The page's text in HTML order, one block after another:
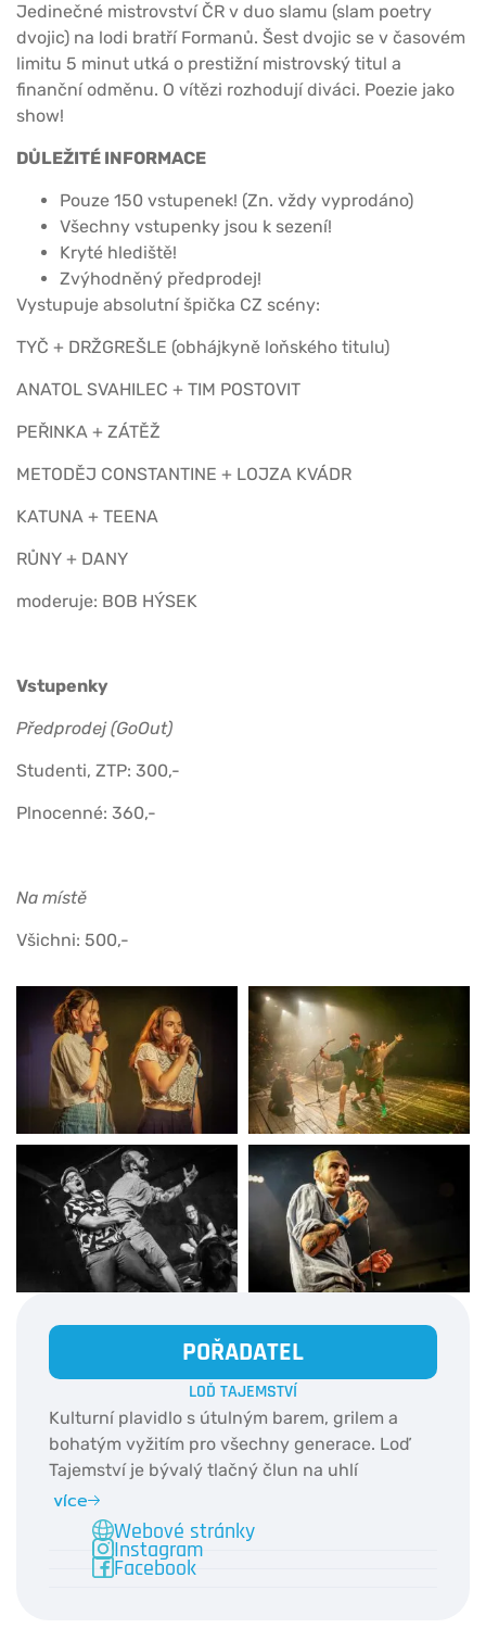
Jedinečné mistrovství ČR v duo slamu (slam poetry
dvojic) na lodi bratří Formanů. Šest dvojic se v časovém
limitu 5 minut utká o prestižní mistrovský titul a
finanční odměnu. O vítězi rozhodují diváci. Poezie jako
show!
DŮLEŽITÉ INFORMACE
Pouze 150 vstupenek! (Zn. vždy vyprodáno)
Všechny vstupenky jsou k sezení!
Kryté hlediště!
Zvýhodněný předprodej!
Vystupuje absolutní špička CZ scény:
TYČ + DRŽGREŠLE (obhájkyně loňského titulu)
ANATOL SVAHILEC + TIM POSTOVIT
PEŘINKA + ZÁTĚŽ
METODĚJ CONSTANTINE + LOJZA KVÁDR
KATUNA + TEENA
RŮNY + DANY
moderuje: BOB HÝSEK
Vstupenky
Předprodej (GoOut)
Studenti, ZTP: 300,-
Plnocenné: 360,-
Na místě
Všichni: 500,-
POŘADATEL
LOĎ TAJEMSTVÍ
Kulturní plavidlo s útulným barem, grilem a
bohatým vyžitím pro všechny generace. Loď
Tajemství je bývalý tlačný člun na uhlí
přestavený na divadlo, v sále se toho ale děje
mnohem více - koncerty, loutková představení
nebo slam poetry.
více
Webové stránky
Instagram
Facebook